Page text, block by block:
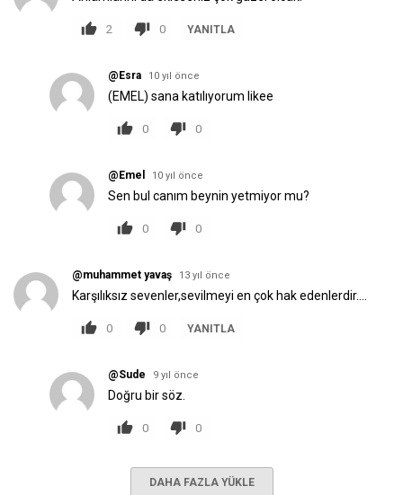
2 0 YANITLA
@Esra 10 yıl önce
(EMEL) sana katılıyorum likee
0 0
@Emel 10 yıl önce
Sen bul canım beynin yetmiyor mu?
0 0
@muhammet yavaş 13 yıl önce
Karşılıksız sevenler,sevilmeyi en çok hak edenlerdir....
0 0 YANITLA
@Sude 9 yıl önce
Doğru bir söz.
0 0
DAHA FAZLA YÜKLE